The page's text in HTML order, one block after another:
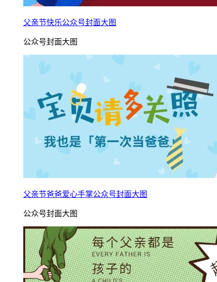
父亲节快乐公众号封面大图
公众号封面大图
父亲节爸爸爱心手掌公众号封面大图
公众号封面大图